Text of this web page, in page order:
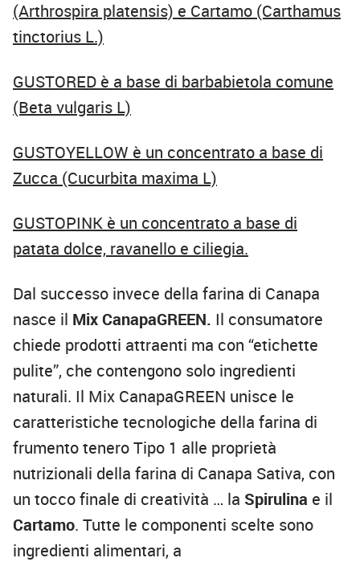
(Arthrospira platensis) e Cartamo (Carthamus
tinctorius L.)
GUSTORED è a base di barbabietola comune
(Beta vulgaris L)
GUSTOYELLOW è un concentrato a base di
Zucca (Cucurbita maxima L)
GUSTOPINK è un concentrato a base di
patata dolce, ravanello e ciliegia.
Dal successo invece della farina di Canapa
nasce il Mix CanapaGREEN. Il consumatore
chiede prodotti attraenti ma con “etichette
pulite”, che contengono solo ingredienti
naturali. Il Mix CanapaGREEN unisce le
caratteristiche tecnologiche della farina di
frumento tenero Tipo 1 alle proprietà
nutrizionali della farina di Canapa Sativa, con
un tocco finale di creatività … la Spirulina e il
Cartamo. Tutte le componenti scelte sono
ingredienti alimentari, a